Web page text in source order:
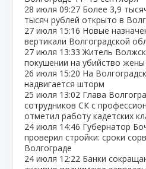
28 июля 09:27 Более 3,9
тысяч рублей открыто в
27 июля 15:16 Новые
вертикали Волгоградской
27 июля 13:33 Житель
покушении на убийство
26 июля 15:20 На
надвигается шторм
25 июля 13:02 Глава
сотрудников СК с
отметил работу кадетских
24 июля 14:46 Губернатор
проверил стройки: сроки
Волгограде
24 июля 12:22 Банки